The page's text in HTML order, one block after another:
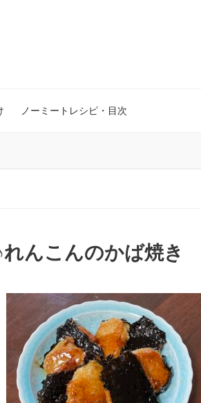
ノーミートレシピ・目次
んこんのかば焼き